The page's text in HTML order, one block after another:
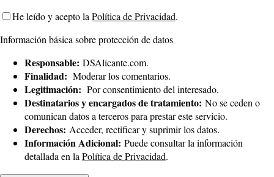
He leído y acepto la Política de Privacidad.
Información básica sobre protección de datos
Responsable: DSAlicante.com.
Finalidad: Moderar los comentarios.
Legitimación: Por consentimiento del interesado.
Destinatarios y encargados de tratamiento: No se ceden o
comunican datos a terceros para prestar este servicio.
Derechos: Acceder, rectificar y suprimir los datos.
Información Adicional: Puede consultar la información
detallada en la Política de Privacidad.